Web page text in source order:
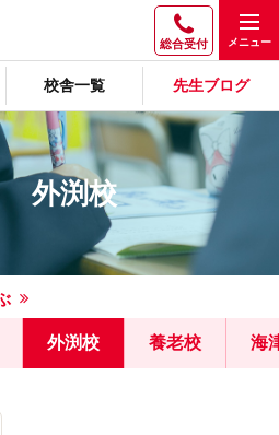
総合受付
校舎一覧 先生ブログ
外渕校
外渕校 養老校 海